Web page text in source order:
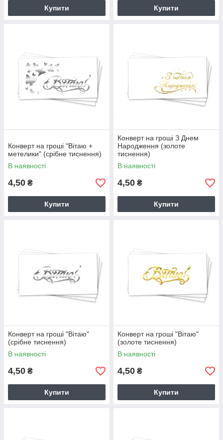
Купити Купити
Конверт на гроші "Вітаю +
метелики" (срібне тиснення)
В наявності
4,50 ₴
Купити
Конверт на гроші З Днем
Народження (золоте
тиснення)
В наявності
4,50 ₴
Купити
Конверт на гроші "Вітаю"
(срібне тиснення)
В наявності
4,50 ₴
Купити
Конверт на гроші "Вітаю"
(золоте тиснення)
В наявності
4,50 ₴
Купити